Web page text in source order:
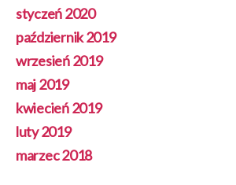
styczeń 2020
październik 2019
wrzesień 2019
maj 2019
kwiecień 2019
luty 2019
marzec 2018